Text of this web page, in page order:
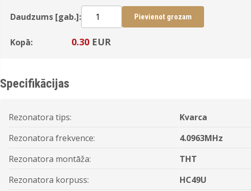
Daudzums [gab.]: Pievienot grozam
Kopā: 0.30 EUR
Specifikācijas
Rezonatora tips:
Kvarca
Rezonatora frekvence:
4.0963MHz
Rezonatora montāža:
THT
Rezonatora korpuss:
HC49U